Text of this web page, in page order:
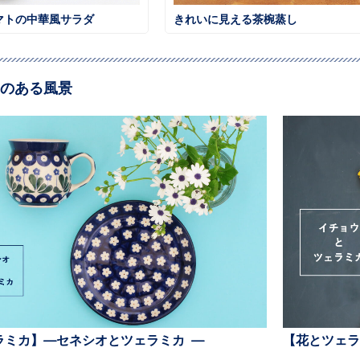
トの中華風サラダ きれいに見える茶椀蒸し
ある風景
ミカ】—セネシオとツェラミカ — 【花とツェ